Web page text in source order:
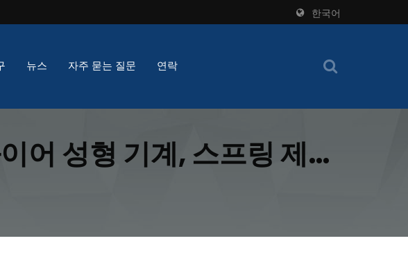
한국어
뉴스 자주 묻는 질문 연락
어 성형 기계, 스프링 제작
스프링 형성 기술로 효